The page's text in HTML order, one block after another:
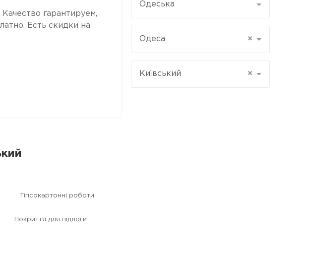
гарантируем,
Есть скидки на
Гіпсокартонні роботи
Покриття для підлоги
Одеська
×
Одеса
×
Київський